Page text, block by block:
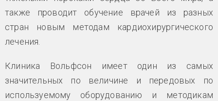
также проводит обучение врачей из разных
стран новым методам кардиохирургического
лечения.
Клиника Вольфсон имеет один из самых
значительных по величине и передовых по
используемому оборудованию и методикам